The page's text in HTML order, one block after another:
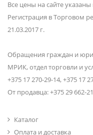
Все цены на сайте
Регистрация в Торговом
21.03.2017 г.
Обращения граждан и
МРИК, отдел торговли и
+375 17 270-29-14, +375 17
От продавца: +375 29 662-
Каталог
Оплата и доставка